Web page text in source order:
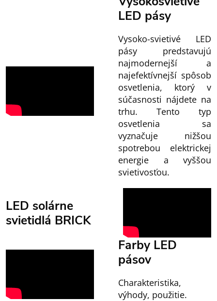
LED pásy
Vysoko-svietivé LED
pásy predstavujú
najmodernejší a
najefektívnejší spôsob
osvetlenia, ktorý v
súčasnosti nájdete na
trhu. Tento typ
osvetlenia sa
vyznačuje nižšou
spotrebou elektrickej
energie a vyššou
svietivosťou.
LED solárne
svietidlá BRICK
Farby LED
pásov
Charakteristika,
výhody, použitie.